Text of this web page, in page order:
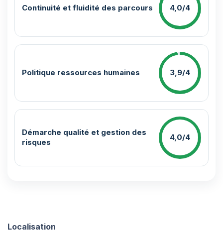
Continuité et fluidité des parcours 4,0/4
Politique ressources humaines 3,9/4
Démarche qualité et gestion des
risques
4,0/4
Localisation